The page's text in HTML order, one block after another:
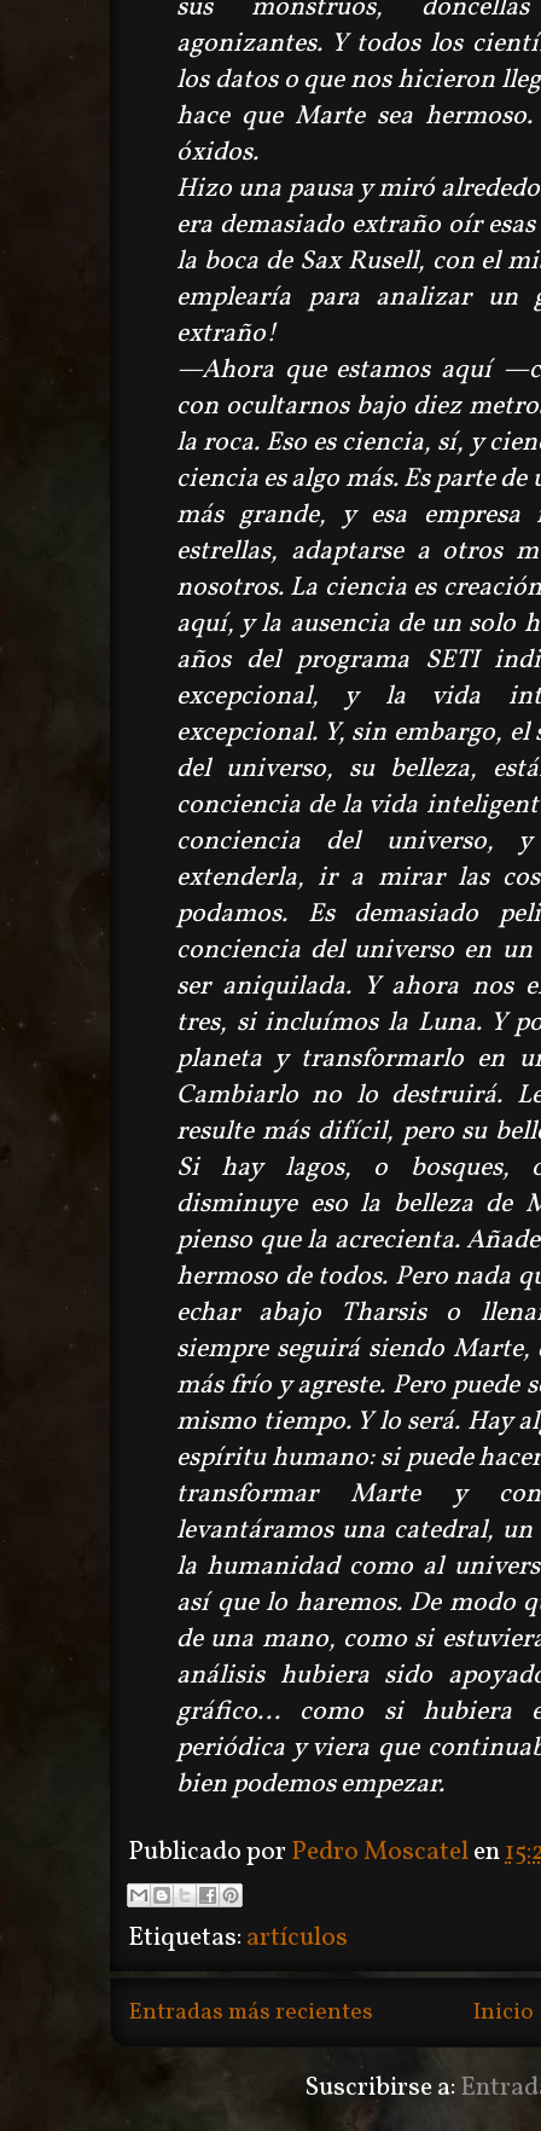
sus monstruos,
agonizantes. Y todos los
los datos o que nos hicieron
hace que Marte sea
óxidos.
Hizo una pausa y miró
era demasiado extraño oír
la boca de Sax Rusell, con el
emplearía para analizar un
extraño!
—Ahora que estamos aquí
con ocultarnos bajo diez
la roca. Eso es ciencia, sí, y
ciencia es algo más. Es parte
más grande, y esa
estrellas, adaptarse a otros
nosotros. La ciencia es
aquí, y la ausencia de un solo
años del programa SETI
excepcional, y la vida
excepcional. Y, sin embargo,
del universo, su belleza,
conciencia de la vida
conciencia del universo,
extenderla, ir a mirar las
podamos. Es demasiado
conciencia del universo en
ser aniquilada. Y ahora nos
tres, si incluímos la Luna. Y
planeta y transformarlo en
Cambiarlo no lo destruirá.
resulte más difícil, pero su
Si hay lagos, o bosques,
disminuye eso la belleza de
pienso que la acrecienta.
hermoso de todos. Pero nada
echar abajo Tharsis o
siempre seguirá siendo
más frío y agreste. Pero puede
mismo tiempo. Y lo será. Hay
espíritu humano: si puede
transformar Marte y
levantáramos una catedral,
la humanidad como al
así que lo haremos. De modo
de una mano, como si
análisis hubiera sido
gráfico... como si hubiera
periódica y viera que
bien podemos empezar.
Publicado porPedro Moscatelen
Etiquetas:artículos
Entradas más recientes Inicio
Suscribirse a: